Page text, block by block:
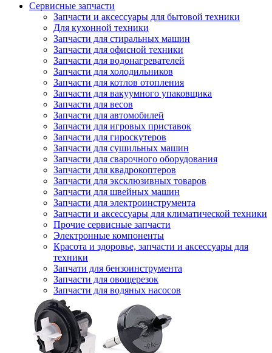
Сервисные запчасти
Запчасти и аксессуары для бытовой техники
Для кухонной техники
Запчасти для стиральных машин
Запчасти для офисной техники
Запчасти для водонагревателей
Запчасти для холодильников
Запчасти для котлов отопления
Запчасти для вакуумного упаковщика
Запчасти для весов
Запчасти для автомобилей
Запчасти для игровых приставок
Запчасти для гироскутеров
Запчасти для сушильных машин
Запчасти для сварочного оборудования
Запчасти для квадрокоптеров
Запчасти для эксклюзивных товаров
Запчасти для швейных машин
Запчасти для электроинструмента
Запчасти и аксессуары для климатической техники
Прочие сервисные запчасти
Электронные компоненты
Красота и здоровье, запчасти и аксессуары для
техники
Запчати для бензоинструмента
Запчасти для овощерезок
Запчасти для водяных насосов